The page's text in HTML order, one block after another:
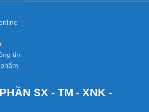
tin
SX - TM - XNK -